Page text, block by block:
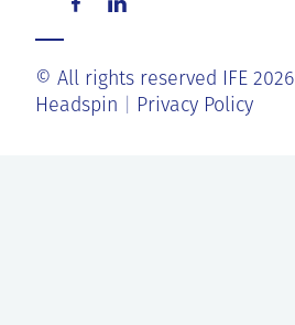
© All rights reserved IFE 2026
Headspin
Privacy Policy